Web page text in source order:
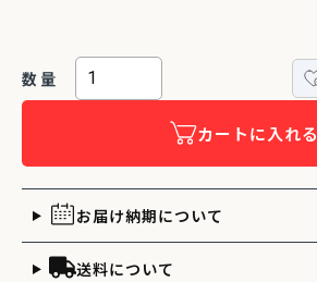
カートに入れる
お届け納期について
送料について